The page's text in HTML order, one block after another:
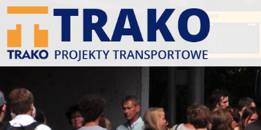
Przejdź